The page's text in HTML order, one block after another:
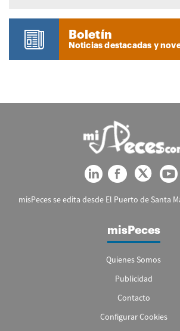
Boletín
Noticias destacadas y
misPeces se edita desde El Puerto de Santa
misPeces
Quienes Somos
Publicidad
Contacto
Configurar Cookies